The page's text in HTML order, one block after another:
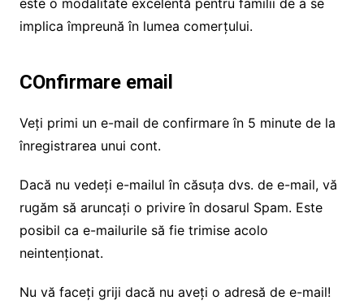
implica împreună în lumea comerțului.
COnfirmare email
Veți primi un e-mail de confirmare în 5 minute de la
înregistrarea unui cont.
Dacă nu vedeți e-mailul în căsuța dvs. de e-mail, vă
rugăm să aruncați o privire în dosarul Spam. Este
posibil ca e-mailurile să fie trimise acolo
neintenționat.
Nu vă faceți griji dacă nu aveți o adresă de e-mail!